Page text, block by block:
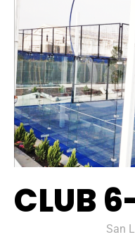
CLUB
San